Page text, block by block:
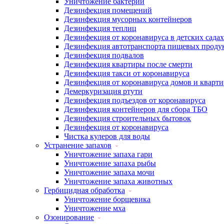
Дезинфекция помещений
Дезинфекция мусорных контейнеров
Дезинфекция теплиц
Дезинфекция от коронавируса в детских садах
Дезинфекция автотранспорта пищевых
Дезинфекция подвалов
Дезинфекция квартиры после смерти
Дезинфекция такси от коронавируса
Дезинфекция от коронавируса домов и
Демеркуризация ртути
Дезинфекция подъездов от коронавируса
Дезинфекция контейнеров для сбора ТБО
Дезинфекция строительных бытовок
Дезинфекция от коронавируса
Чистка кулеров для воды
Устранение запахов
Уничтожение запаха гари
Уничтожение запаха рыбы
Уничтожение запаха мочи
Уничтожение запаха животных
Гербицидная обработка
Уничтожение борщевика
Уничтожение мха
Озонирование